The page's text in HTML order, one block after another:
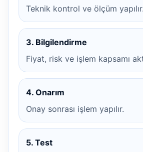
Teknik kontrol ve ölçüm yapılır.
3. Bilgilendirme
Fiyat, risk ve işlem kapsamı
4. Onarım
Onay sonrası işlem yapılır.
5. Test